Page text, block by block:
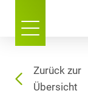
Zurück zur
Übersicht